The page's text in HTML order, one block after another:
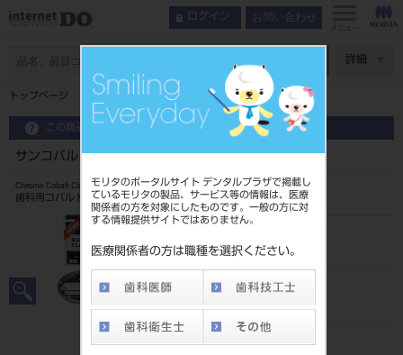
モリタのポータルサイト デンタルプラザで掲載し
ているモリタの製品、サービス等の情報は、医療
関係者の方を対象にしたものです。一般の方に対
する情報提供サイトではありません。
医療関係者の方は職種を選択ください。
ログイン お問い合わせ
メニュー
詳細
トップページ サンコバルト クラスプ線 1．0mm 5m
この商品に関するお問い合わせ
サンコバルト クラスプ線 1．0mm 5m
Chrome Cobalt Clasp Wire
歯科用コバルトクロム合金線
2047101661.0
JAN/EANコード
標準価格